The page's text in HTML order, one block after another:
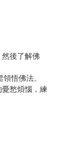
後了解佛
悟佛法。
愁煩惱，練